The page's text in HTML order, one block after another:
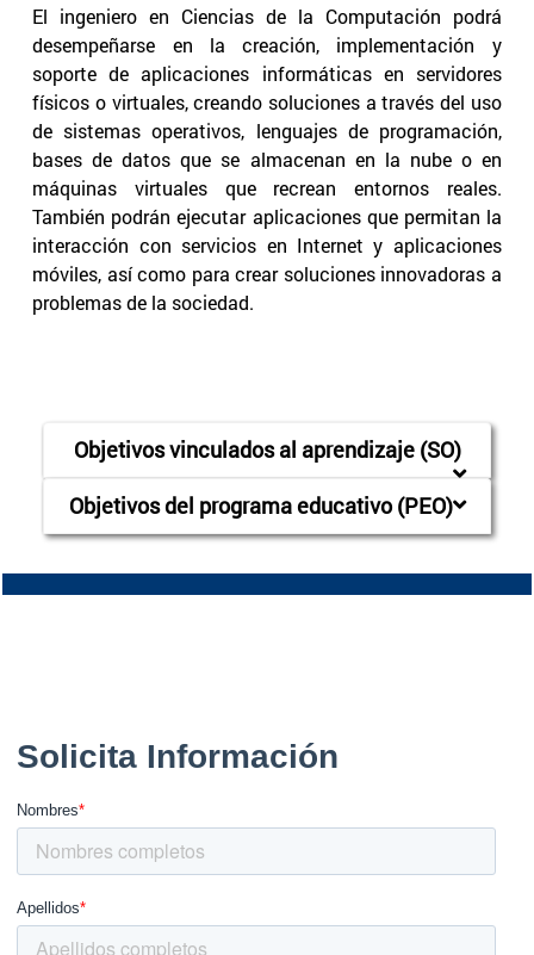
El ingeniero en Ciencias de la Computación podrá
desempeñarse en la creación, implementación y
soporte de aplicaciones informáticas en servidores
físicos o virtuales, creando soluciones a través del uso
de sistemas operativos, lenguajes de programación,
bases de datos que se almacenan en la nube o en
máquinas virtuales que recrean entornos reales.
También podrán ejecutar aplicaciones que permitan la
interacción con servicios en Internet y aplicaciones
móviles, así como para crear soluciones innovadoras a
problemas de la sociedad.
Objetivos vinculados al aprendizaje (SO)
Objetivos del programa educativo (PEO)